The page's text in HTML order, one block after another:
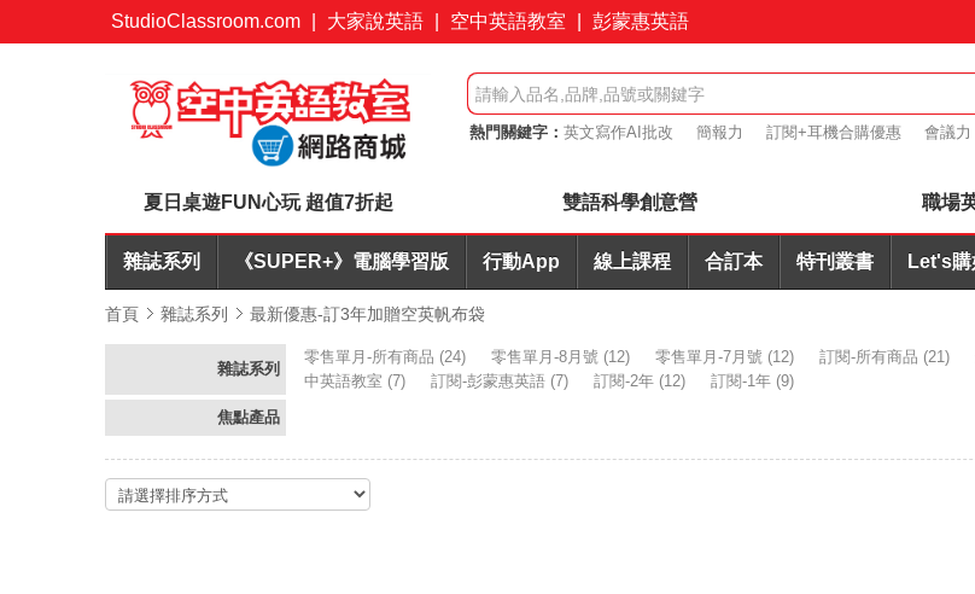
StudioClassroom.com 大家說英語 空中英語教室 彭蒙惠英語
熱門關鍵字： 英文寫作AI批改 簡報力 訂閱+耳機合購優惠 會議力
夏日桌遊FUN心玩 超值7折起 雙語科學創意營 職場
雜誌系列 《SUPER+》電腦學習版 行動App 線上課程 合訂本 特刊叢書 Let's購
首頁 雜誌系列 最新優惠-訂3年加贈空英帆布袋
雜誌系列
零售單月-所有商品 (24) 零售單月-8月號 (12) 零售單月-7月號 (12) 訂閱-所有商品 (21)
中英語教室 (7) 訂閱-彭蒙惠英語 (7) 訂閱-2年 (12) 訂閱-1年 (9)
焦點產品